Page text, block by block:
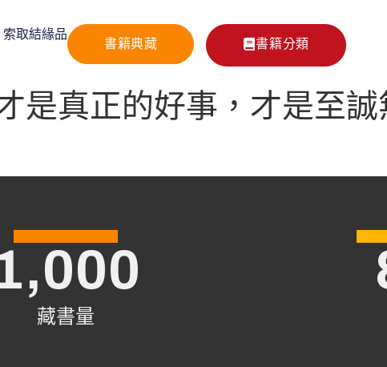
索取結緣品
書籍典藏 書籍分類
是真正的好事，才是至
藏書量